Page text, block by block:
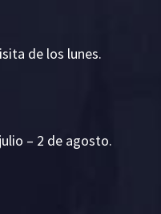
de los lunes.
– 2 de agosto.